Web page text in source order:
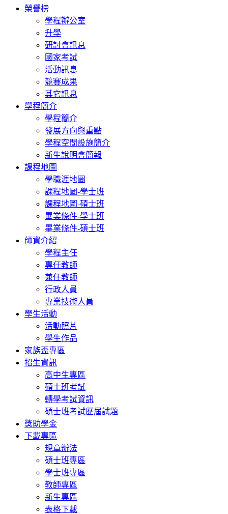
Toggle
navigation
榮譽榜
學程辦公室
升學
研討會訊息
國家考試
活動訊息
競賽成果
其它訊息
學程簡介
學程簡介
發展方向與重點
學程空間設施簡介
新生說明會簡報
課程地圖
學職涯地圖
課程地圖-學士班
課程地圖-碩士班
畢業條件-學士班
畢業條件-碩士班
師資介紹
學程主任
專任教師
兼任教師
行政人員
專業技術人員
學生活動
活動照片
學生作品
家族盃專區
招生資訊
高中生專區
碩士班考試
轉學考試資訊
碩士班考試歷屆試題
獎助學金
下載專區
規章辦法
碩士班專區
學士班專區
教師專區
新生專區
表格下載